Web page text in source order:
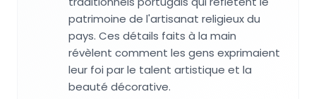
patrimoine de l'artisanat religieux du
pays. Ces détails faits à la main
révèlent comment les gens exprimaient
leur foi par le talent artistique et la
beauté décorative.